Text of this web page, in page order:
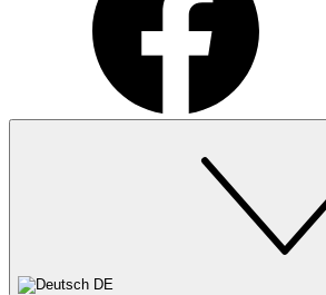
DE